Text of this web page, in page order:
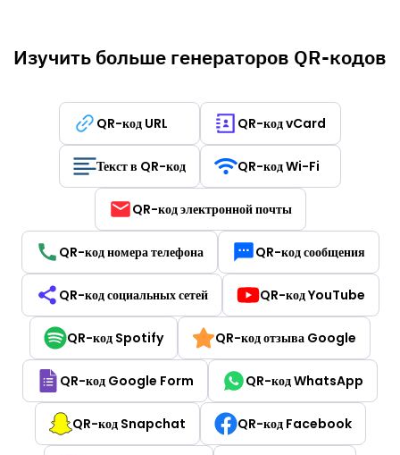
Изучить больше генераторов QR-кодов
QR-код URL QR-код vCard
Текст в QR-код QR-код Wi-Fi
QR-код электронной почты
QR-код номера телефона QR-код сообщения
QR-код социальных сетей QR-код YouTube
QR-код Spotify QR-код отзыва Google
QR-код Google Form QR-код WhatsApp
QR-код Snapchat QR-код Facebook